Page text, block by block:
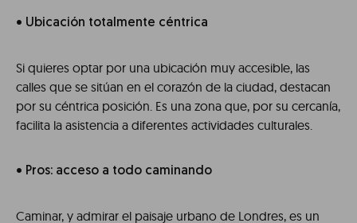
• Ubicación totalmente céntrica
Si quieres optar por una ubicación muy accesible, las
calles que se sitúan en el corazón de la ciudad, destacan
por su céntrica posición. Es una zona que, por su cercanía,
facilita la asistencia a diferentes actividades culturales.
• Pros: acceso a todo caminando
Caminar, y admirar el paisaje urbano de Londres, es un